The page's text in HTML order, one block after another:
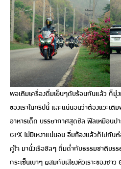
พอเติมเครื่องดื่มเย็นๆดับร้อนกันแล้ว ก็มุ่
ของเราในทริปนี้ และแน่นอนว่าต้องแวะเ
อาหารเด็ด บรรยากาศสุดชิล ฟีลเหมือนป
GPX ไม่มีเหงาแน่นอน อิ่มท้องแล้วก็ไปกัน
คู่ใจ มานั่งเรือชิลๆ ดื่มด่ำกับธรรมชาติบร
กระเซ็นเบาๆ ผสมกับเสียงหัวเราะของชา